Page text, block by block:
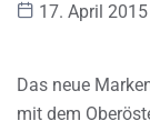
17. April 2015
Das neue
mit dem